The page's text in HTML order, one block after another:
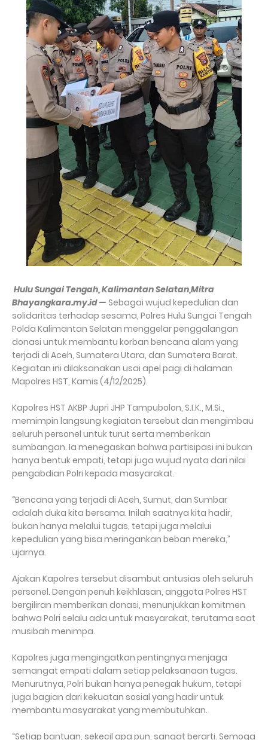
Hulu Sungai Tengah, Kalimantan Selatan,Mitra
Bhayangkara.my.id — Sebagai wujud kepedulian dan
solidaritas terhadap sesama, Polres Hulu Sungai Tengah
Polda Kalimantan Selatan menggelar penggalangan
donasi untuk membantu korban bencana alam yang
terjadi di Aceh, Sumatera Utara, dan Sumatera Barat.
Kegiatan ini dilaksanakan usai apel pagi di halaman
Mapolres HST, Kamis (4/12/2025).
Kapolres HST AKBP Jupri JHP Tampubolon, S.I.K., M.Si.,
memimpin langsung kegiatan tersebut dan mengimbau
seluruh personel untuk turut serta memberikan
sumbangan. Ia menegaskan bahwa partisipasi ini bukan
hanya bentuk empati, tetapi juga wujud nyata dari nilai
pengabdian Polri kepada masyarakat.
“Bencana yang terjadi di Aceh, Sumut, dan Sumbar
adalah duka kita bersama. Inilah saatnya kita hadir,
bukan hanya melalui tugas, tetapi juga melalui
kepedulian yang bisa meringankan beban mereka,”
ujarnya.
Ajakan Kapolres tersebut disambut antusias oleh seluruh
personel. Dengan penuh keikhlasan, anggota Polres HST
bergiliran memberikan donasi, menunjukkan komitmen
bahwa Polri selalu ada untuk masyarakat, terutama saat
musibah menimpa.
Kapolres juga mengingatkan pentingnya menjaga
semangat empati dalam setiap pelaksanaan tugas.
Menurutnya, Polri bukan hanya penegak hukum, tetapi
juga bagian dari kekuatan sosial yang hadir untuk
membantu masyarakat yang membutuhkan.
“Setiap bantuan, sekecil apa pun, sangat berarti. Semoga